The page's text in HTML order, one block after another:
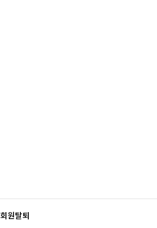
회원탈퇴